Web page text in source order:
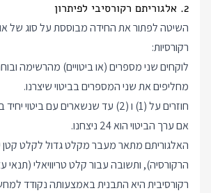
2. אלגוריתם רקורסיבי לפיתרון
השיטה לפתור את החידה מבוססת על סוג של
רקורסיות:
לוקחים שני מספרים (או ביטויים) מהרשימה
מחליפים את שני המספרים בביטוי שיצרנו.
חוזרים על (1) ו (2) עד שנשארים עם ביטוי יחיד ברשימה.
אם ערך הביטוי הוא 24 ניצחנו.
האלגוריתם מתאר מעבר מקלט גדול לקלט קטן
הרקורסיה), ותשובה עבור קלט טריוויאלי (תנאי
רקורסיבית היא התבנית באמצעותה נקודד